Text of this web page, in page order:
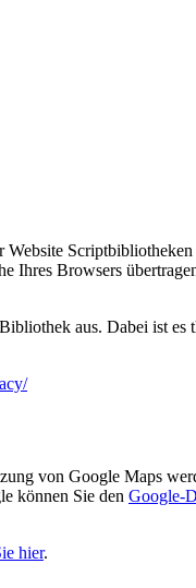
Ihres Browsers
aus. Dabei ist
von Google Maps
können Sie den Google-
hier.